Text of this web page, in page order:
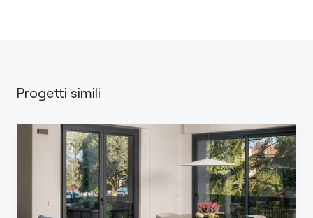
Progetti simili